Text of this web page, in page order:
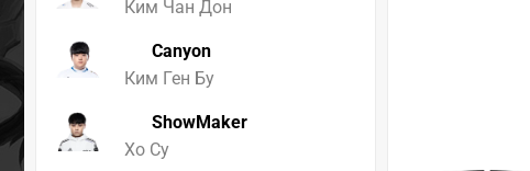
Ким Чан Дон
Canyon
Ким Ген Бу
ShowMaker
Хо Су